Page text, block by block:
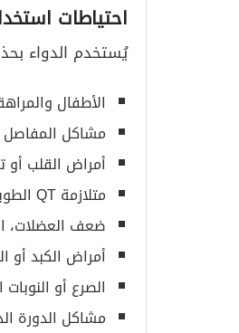
احتياطات
يُستخدم الدواء
الأطفال والمراهقين تحت 18 عامًا،
مشاكل المفاصل
أمراض القلب أو
متلازمة QT الطويلة.
ضعف العضلات،
أمراض الكبد أو
الصرع أو
مشاكل الدورة